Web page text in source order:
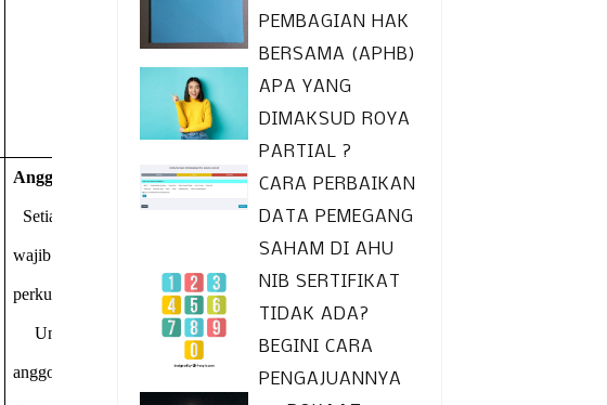
Anggota biasa
Setiap notaris indonesia adl anggota biasa yang
wajib secara administrasi mendaftarkan diri dalam
perkumpulan.
Untuk memenuhi syarat administrasi sebagai
anggota biasa dari notaris aktif:
PEMBAGIAN HAK
BERSAMA (APHB)
APA YANG
DIMAKSUD ROYA
PARTIAL ?
CARA PERBAIKAN
DATA PEMEGANG
SAHAM DI AHU
NIB SERTIFIKAT
TIDAK ADA?
BEGINI CARA
PENGAJUANNYA